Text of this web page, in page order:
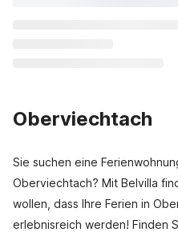
Oberviechtach
Sie suchen eine
Oberviechtach? Mit Belvilla
wollen, dass Ihre Ferien in
erlebnisreich werden! Finden